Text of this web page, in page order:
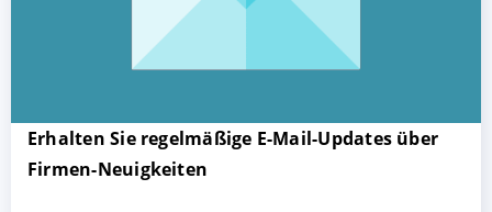
Erhalten Sie regelmäßige E-Mail-Updates über
Firmen-Neuigkeiten